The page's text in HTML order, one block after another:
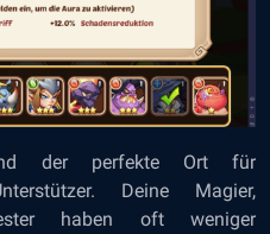
der perfekte Ort für
Deine Magier,
haben oft weniger